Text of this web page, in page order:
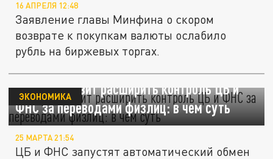
16 АПРЕЛЯ 12:48
Заявление главы Минфина о скором
возврате к покупкам валюты ослабило
рубль на биржевых торгах.
Минфин грозит расширить контроль ЦБ и
ФНС за переводами физлиц: в чем суть
ЭКОНОМИКА
25 МАРТА 21:54
ЦБ и ФНС запустят автоматический обмен